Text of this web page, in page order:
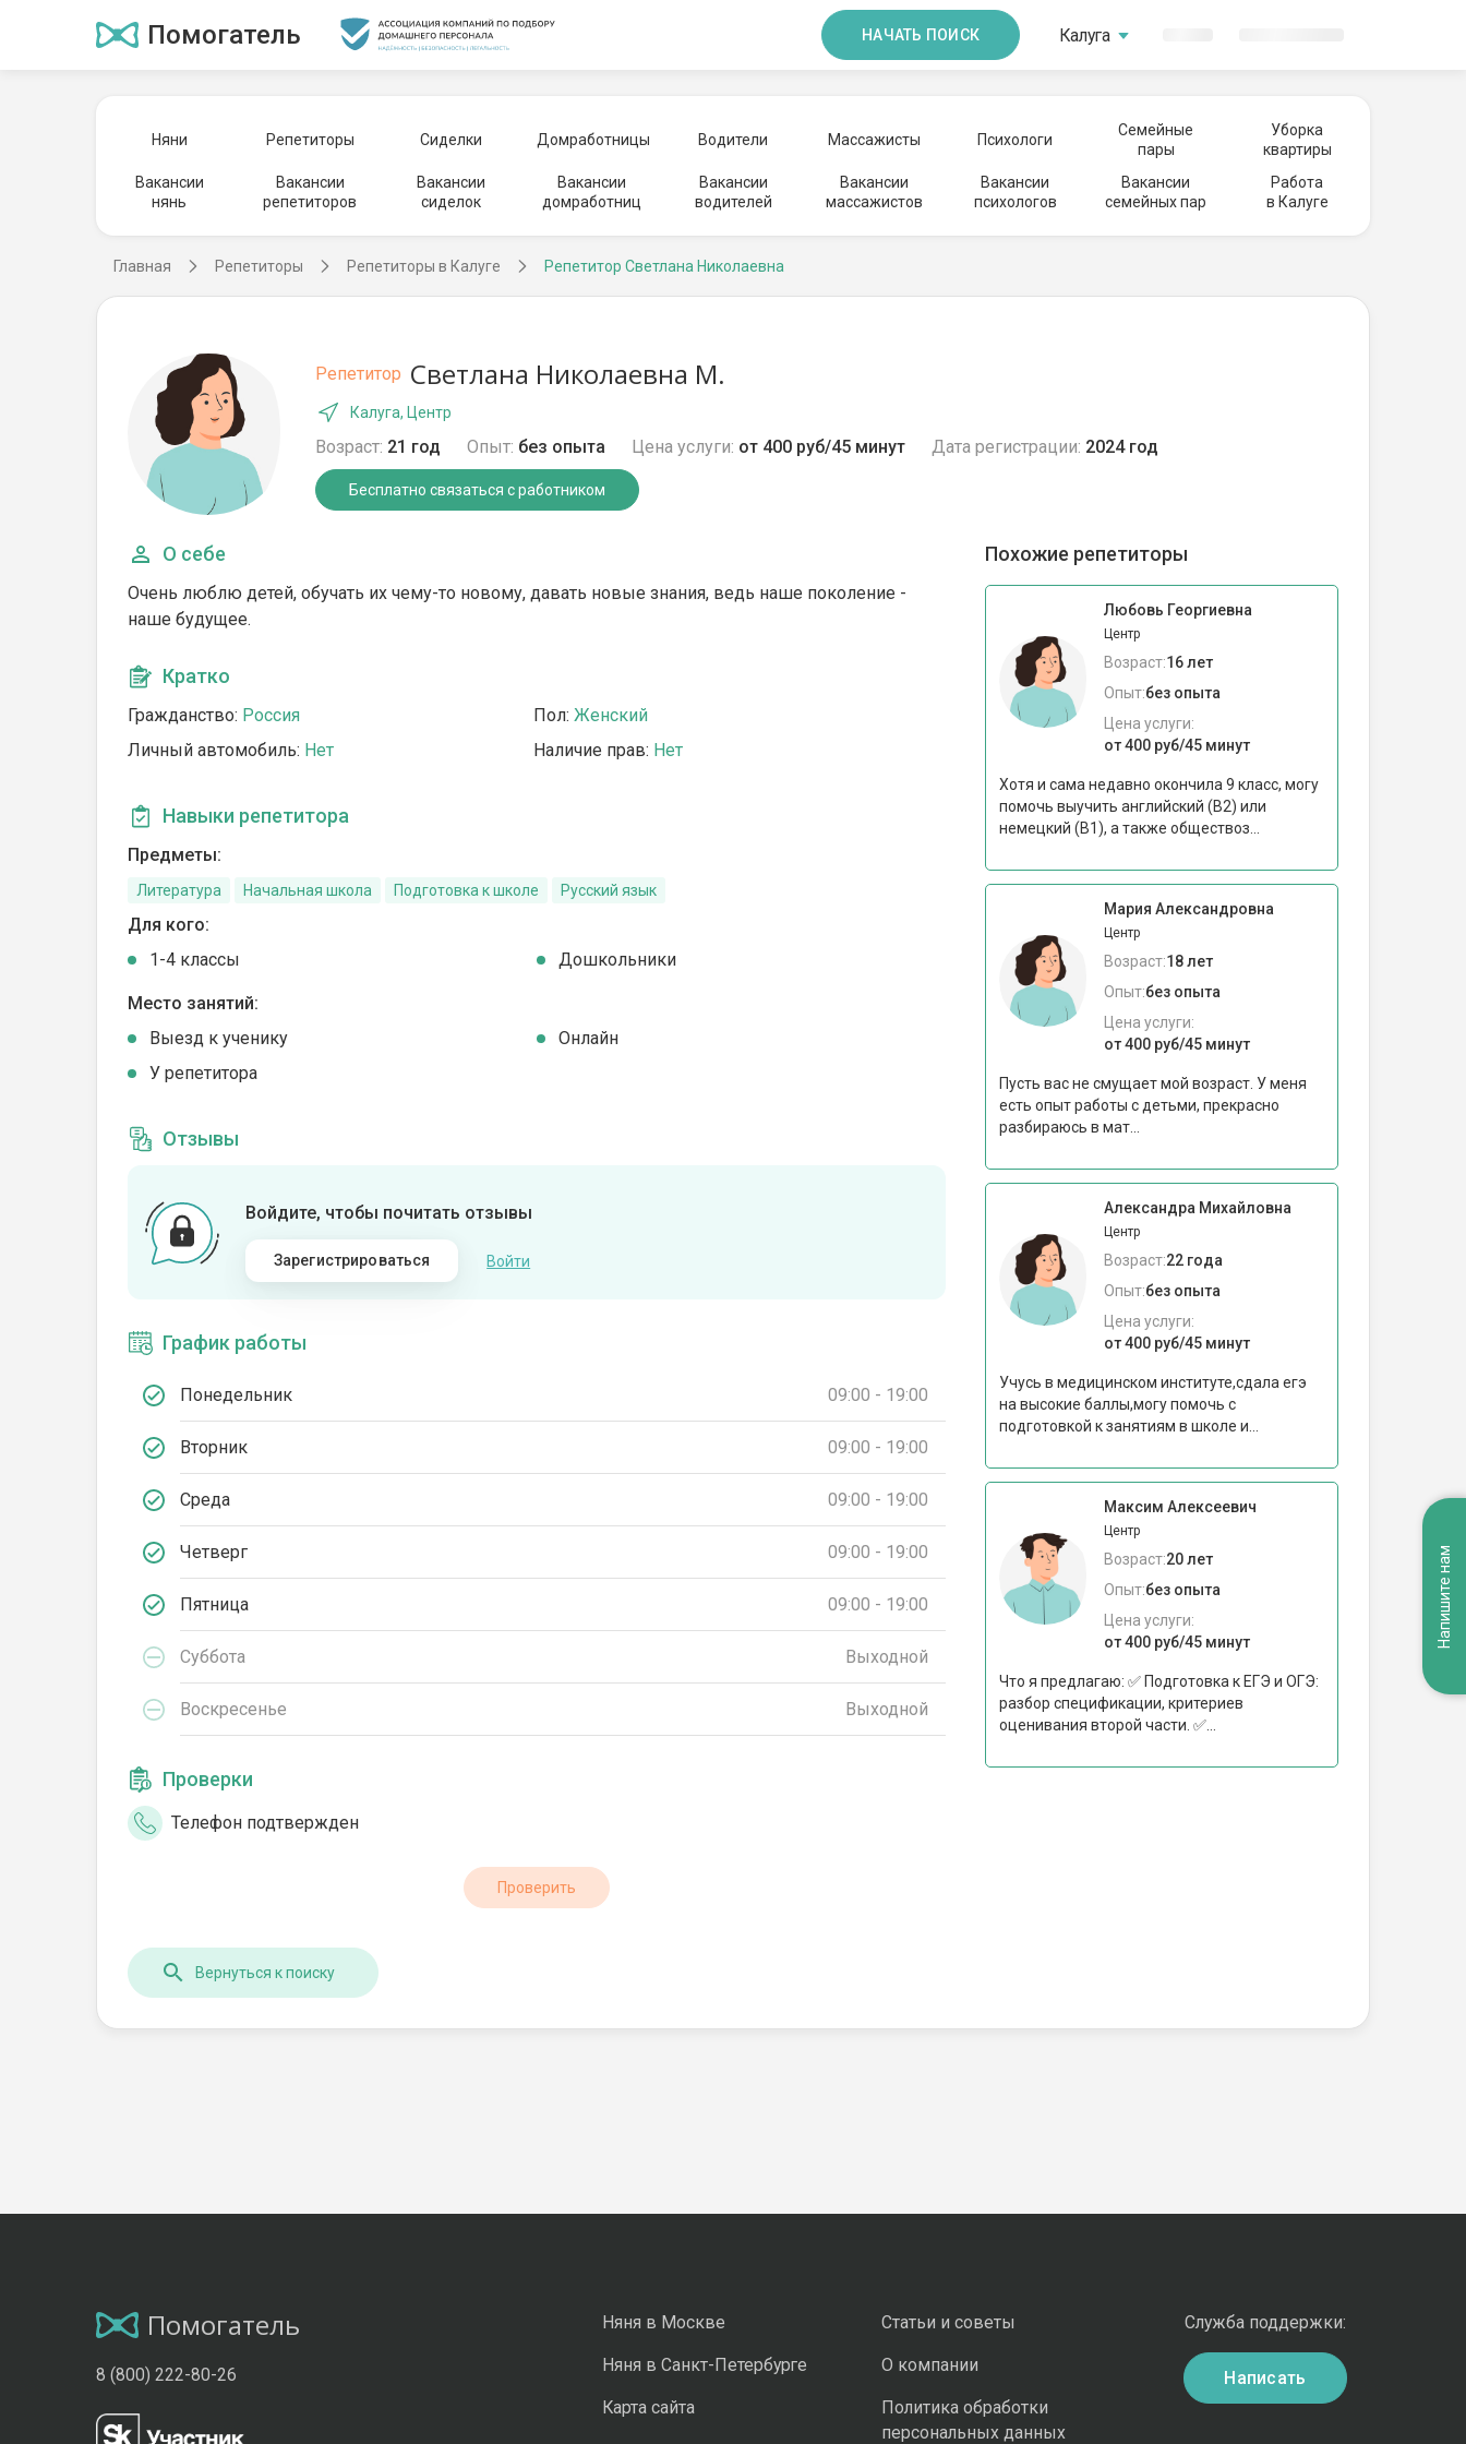
Помогатель НАЧАТЬ ПОИСК Калуга
Няни Репетиторы Сиделки Домработницы Водители Массажисты Психологи
Семейные
пары
Уборка
квартиры
Вакансии
нянь
Вакансии
репетиторов
Вакансии
сиделок
Вакансии
домработниц
Вакансии
водителей
Вакансии
массажистов
Вакансии
психологов
Вакансии
семейных пар
Работа
в Калуге
Главная Репетиторы Репетиторы в Калуге Репетитор Светлана Николаевна
Репетитор Светлана Николаевна М.
Калуга, Центр
Возраст: 21 год Опыт: без опыта Цена услуги: от 400 руб/45 минут Дата регистрации: 2024 год
Бесплатно связаться с работником
О себе
Очень люблю детей, обучать их чему-то новому, давать новые знания, ведь наше поколение -
наше будущее.
Кратко
Гражданство: Россия Пол: Женский
Личный автомобиль: Нет Наличие прав: Нет
Навыки репетитора
Предметы:
Литература Начальная школа Подготовка к школе Русский язык
Для кого:
1-4 классы
Дошкольники
Место занятий:
Выезд к ученику
Онлайн
У репетитора
Отзывы
Войдите, чтобы почитать отзывы
Зарегистрироваться Войти
График работы
Понедельник 09:00 - 19:00
Вторник 09:00 - 19:00
Среда 09:00 - 19:00
Четверг 09:00 - 19:00
Пятница 09:00 - 19:00
Суббота Выходной
Воскресенье Выходной
Проверки
Телефон подтвержден
Проверить
Похожие репетиторы
Любовь Георгиевна
Центр
Возраст:16 лет
Опыт:без опыта
Цена услуги:
от 400 руб/45 минут
Хотя и сама недавно окончила 9 класс, могу
помочь выучить английский (В2) или
немецкий (В1), а также обществоз...
Мария Александровна
Центр
Возраст:18 лет
Опыт:без опыта
Цена услуги:
от 400 руб/45 минут
Пусть вас не смущает мой возраст. У меня
есть опыт работы с детьми, прекрасно
разбираюсь в мат...
Александра Михайловна
Центр
Возраст:22 года
Опыт:без опыта
Цена услуги:
от 400 руб/45 минут
Учусь в медицинском институте,сдала егэ
на высокие баллы,могу помочь с
подготовкой к занятиям в школе и...
Максим Алексеевич
Центр
Возраст:20 лет
Опыт:без опыта
Цена услуги:
от 400 руб/45 минут
Что я предлагаю: ✅ Подготовка к ЕГЭ и ОГЭ:
разбор спецификации, критериев
оценивания второй части. ✅...
Вернуться к поиску
Помогатель
8 (800) 222-80-26
Няня в Москве
Няня в Санкт-Петербурге
Карта сайта
Статьи и советы
О компании
Политика обработки
персональных данных
Служба поддержки:
Написать
Напишите нам